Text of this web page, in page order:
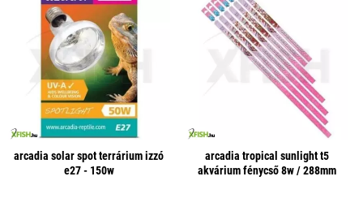
arcadia solar spot terrárium izzó
e27 - 150w
arcadia tropical sunlight t5
akvárium fénycső 8w / 288mm